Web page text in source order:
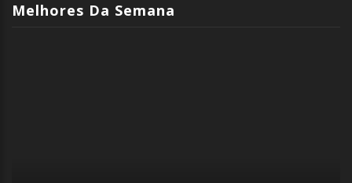
Melhores Da Semana